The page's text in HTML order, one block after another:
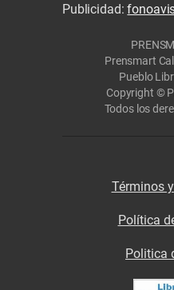
Publicidad:
Prensmart
Pueblo
Copyright ©
Todos los
Términos
Política
Politica